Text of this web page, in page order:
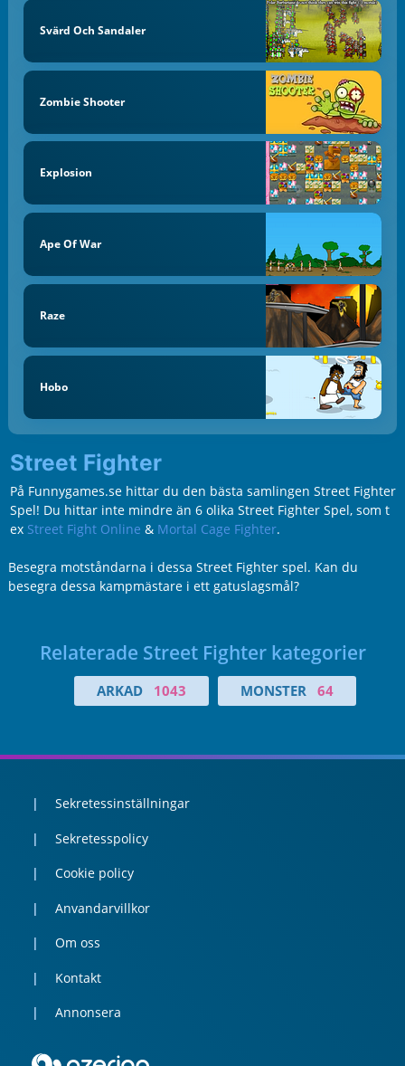
Svärd Och Sandaler
Zombie Shooter
Explosion
Ape Of War
Raze
Hobo
Street Fighter
På Funnygames.se hittar du den bästa samlingen Street Fighter
Spel! Du hittar inte mindre än 6 olika Street Fighter Spel, som t
ex Street Fight Online & Mortal Cage Fighter.
Besegra motståndarna i dessa Street Fighter spel. Kan du
besegra dessa kampmästare i ett gatuslagsmål?
Relaterade Street Fighter kategorier
ARKAD 1043 MONSTER 64
Sekretessinställningar
Sekretesspolicy
Cookie policy
Anvandarvillkor
Om oss
Kontakt
Annonsera